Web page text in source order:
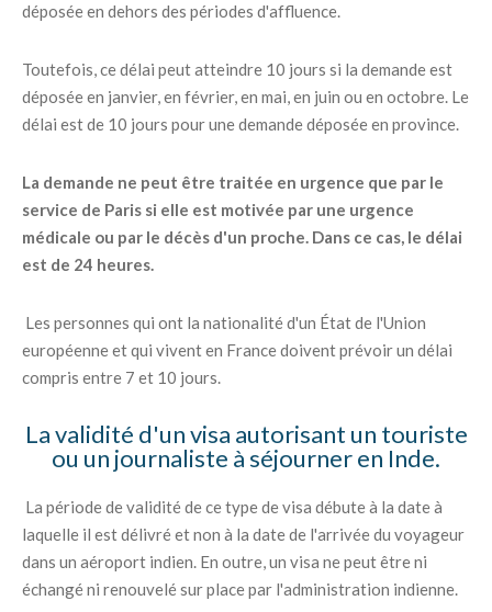
déposée en dehors des périodes d'affluence.
Toutefois, ce délai peut atteindre 10 jours si la demande est
déposée en janvier, en février, en mai, en juin ou en octobre. Le
délai est de 10 jours pour une demande déposée en province.
La demande ne peut être traitée en urgence que par le
service de Paris si elle est motivée par une urgence
médicale ou par le décès d'un proche. Dans ce cas, le délai
est de 24 heures.
Les personnes qui ont la nationalité d'un État de l'Union
européenne et qui vivent en France doivent prévoir un délai
compris entre 7 et 10 jours.
La validité d'un visa autorisant un touriste
ou un journaliste à séjourner en Inde.
La période de validité de ce type de visa débute à la date à
laquelle il est délivré et non à la date de l'arrivée du voyageur
dans un aéroport indien. En outre, un visa ne peut être ni
échangé ni renouvelé sur place par l'administration indienne.